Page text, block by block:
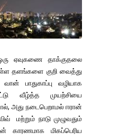
ஏவுகணை தாக்குதலை
தளங்களை குறி வைத்து
பாதுகாப்பு வழியாக
வீழ்த்த முயற்சியை
அது நடைபெறாமல் ஈரான்
மற்றும் நாடு முழுவதும்
காரணமாக மிகப்பெரிய